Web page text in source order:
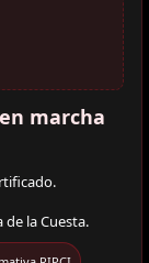
marcha
la Cuesta.